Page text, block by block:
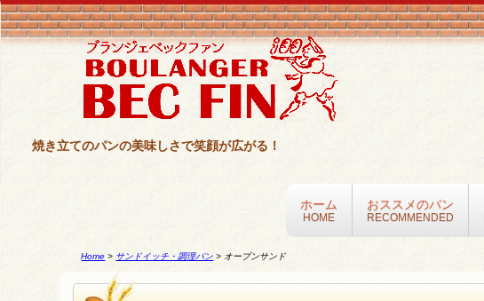
焼き立てのパンの美味しさで笑顔が広がる！
ホーム
HOME
おススメのパン
RECOMMENDED
Home > サンドイッチ・調理パン > オープンサンド